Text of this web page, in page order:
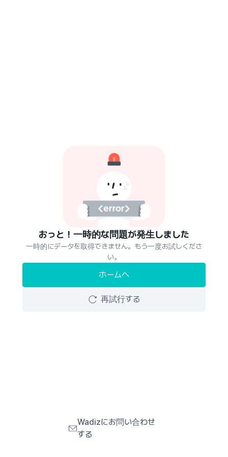
おっと！一時的な問題が発生しました
一時的にデータを取得できません。もう一度お試しくださ
い。
ホームへ
再試行する
Wadizにお問い合わせ
する